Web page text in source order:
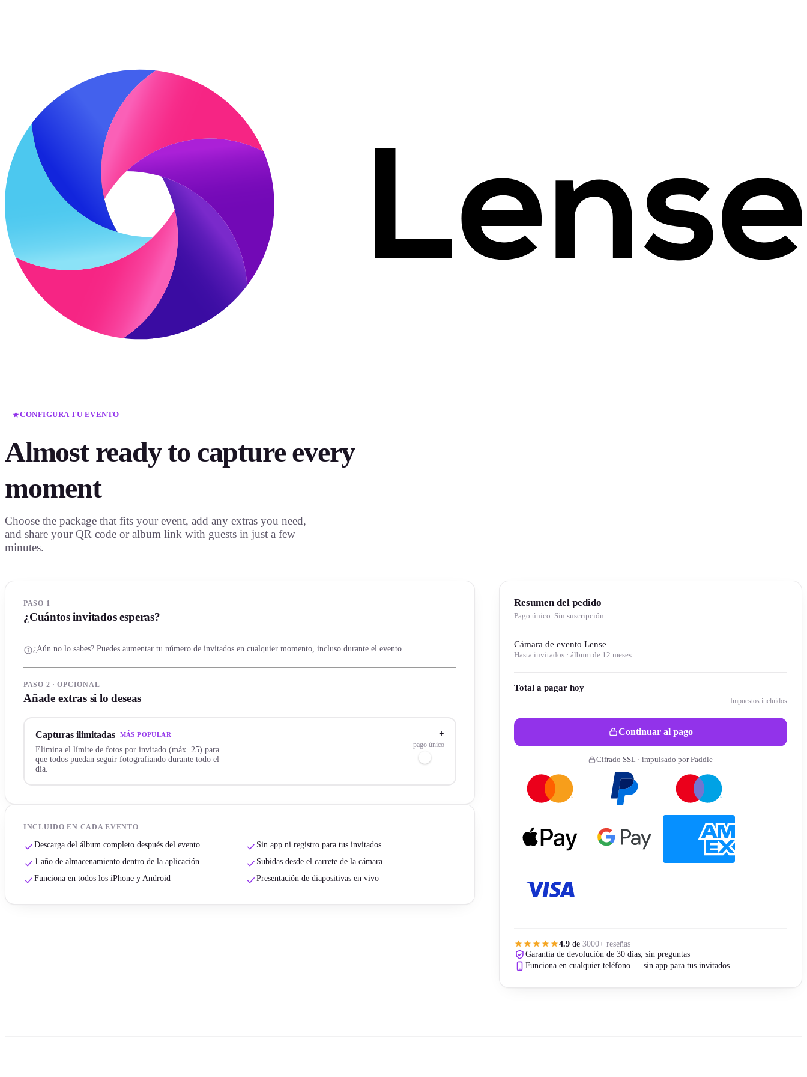
CONFIGURA TU EVENTO
Almost ready to capture every
moment
Choose the package that fits your event, add any extras you need,
and share your QR code or album link with guests in just a few
minutes.
PASO 1
¿Cuántos invitados esperas?
¿Aún no lo sabes? Puedes aumentar tu número de invitados en cualquier momento, incluso durante el evento.
PASO 2 · OPCIONAL
Añade extras si lo deseas
Capturas ilimitadas MÁS POPULAR
Elimina el límite de fotos por invitado (máx. 25) para
que todos puedan seguir fotografiando durante todo el
día.
+
pago único
INCLUIDO EN CADA EVENTO
Descarga del álbum completo después del evento
Sin app ni registro para tus invitados
1 año de almacenamiento dentro de la aplicación
Subidas desde el carrete de la cámara
Funciona en todos los iPhone y Android
Presentación de diapositivas en vivo
Resumen del pedido
Pago único. Sin suscripción
Cámara de evento Lense
Hasta invitados · álbum de 12 meses
Total a pagar hoy
Impuestos incluidos
Continuar al pago
Cifrado SSL · impulsado por Paddle
4.9de 3000+ reseñas
Garantía de devolución de 30 días, sin preguntas
Funciona en cualquier teléfono — sin app para tus invitados